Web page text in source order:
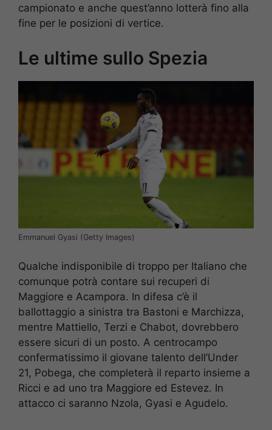
campionato e anche quest’anno lotterà fino alla
fine per le posizioni di vertice.
Le ultime sullo Spezia
Emmanuel Gyasi (Getty Images)
Qualche indisponibile di troppo per Italiano che
comunque potrà contare sui recuperi di
Maggiore e Acampora. In difesa c’è il
ballottaggio a sinistra tra Bastoni e Marchizza,
mentre Mattiello, Terzi e Chabot, dovrebbero
essere sicuri di un posto. A centrocampo
confermatissimo il giovane talento dell’Under
21, Pobega, che completerà il reparto insieme a
Ricci e ad uno tra Maggiore ed Estevez. In
attacco ci saranno Nzola, Gyasi e Agudelo.